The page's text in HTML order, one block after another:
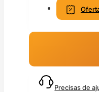
Precisas de